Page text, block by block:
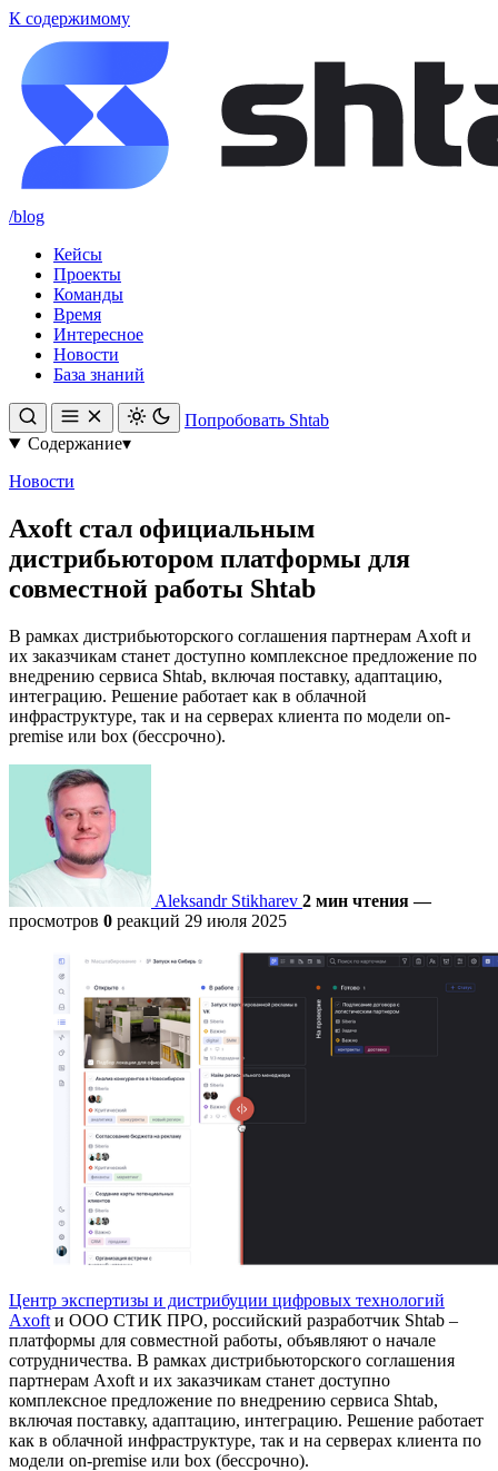
К содержимому
/blog
Кейсы
Проекты
Команды
Время
Интересное
Новости
База знаний
Попробовать Shtab
Содержание▾
Новости
Axoft стал официальным
дистрибьютором платформы для
совместной работы Shtab
В рамках дистрибьюторского соглашения партнерам Axoft и
их заказчикам станет доступно комплексное предложение по
внедрению сервиса Shtab, включая поставку, адаптацию,
интеграцию. Решение работает как в облачной
инфраструктуре, так и на серверах клиента по модели on-
premise или box (бессрочно).
Aleksandr Stikharev 2 мин чтения —
просмотров 0 реакций 29 июля 2025
Центр экспертизы и дистрибуции цифровых технологий
Axoft и ООО СТИК ПРО, российский разработчик Shtab –
платформы для совместной работы, объявляют о начале
сотрудничества. В рамках дистрибьюторского соглашения
партнерам Axoft и их заказчикам станет доступно
комплексное предложение по внедрению сервиса Shtab,
включая поставку, адаптацию, интеграцию. Решение работает
как в облачной инфраструктуре, так и на серверах клиента по
модели on-premise или box (бессрочно).